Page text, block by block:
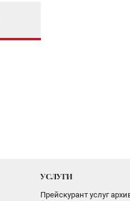
УСЛУГИ
Прейскурант услуг